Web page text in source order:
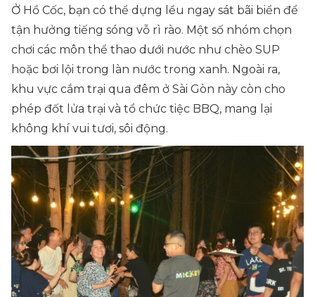
Ở Hồ Cốc, bạn có thể dựng lều ngay sát bãi biển để
tận hưởng tiếng sóng vỗ rì rào. Một số nhóm chọn
chơi các môn thể thao dưới nước như chèo SUP
hoặc bơi lội trong làn nước trong xanh. Ngoài ra,
khu vực cắm trại qua đêm ở Sài Gòn này còn cho
phép đốt lửa trại và tổ chức tiệc BBQ, mang lại
không khí vui tươi, sôi động.